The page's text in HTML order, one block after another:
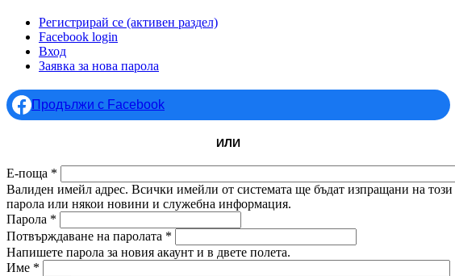
Регистрирай се (активен раздел)
Facebook login
Вход
Заявка за нова парола
Продължи с Facebook
ИЛИ
Е-поща *
Валиден имейл адрес. Всички имейли от системата ще бъдат изпращани на
парола или някои новини и служебна информация.
Парола *
Потвърждаване на паролата *
Напишете парола за новия акаунт и в двете полета.
Име *